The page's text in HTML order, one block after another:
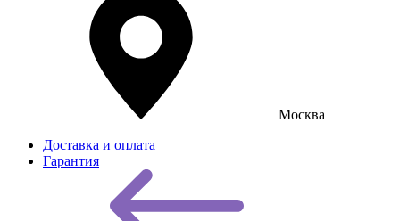
Москва
Доставка и оплата
Гарантия